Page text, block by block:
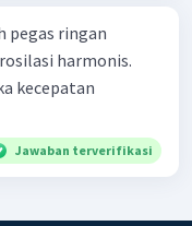
pegas ringan
harmonis.
kecepatan
Jawaban terverifikasi